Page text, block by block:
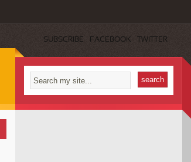
SUBSCRIBE FACEBOOK TWITTER